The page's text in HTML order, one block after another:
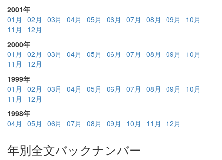
2001年
01月
02月 03月 04月 05月 06月 07月 08月 09月
10月
11月
12月
2000年
01月
02月 03月 04月 05月 06月 07月 08月 09月
10月
11月
12月
1999年
01月
02月 03月 04月 05月 06月 07月 08月 09月
10月
11月
12月
1998年
04月
05月 06月 07月 08月 09月 10月 11月 12月
年別全文バックナンバー